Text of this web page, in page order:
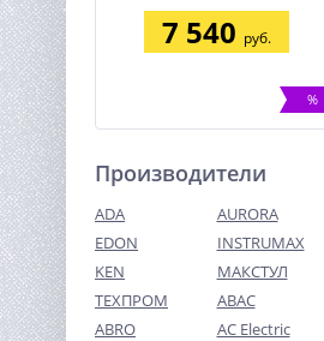
7 540 руб.
%
Бетоносмеситель TOR 140
л
Производители
ADA
AURORA
EDON
INSTRUMAX
KEN
МАКСТУЛ
ТЕХПРОМ
ABAC
ABRO
AC Electric